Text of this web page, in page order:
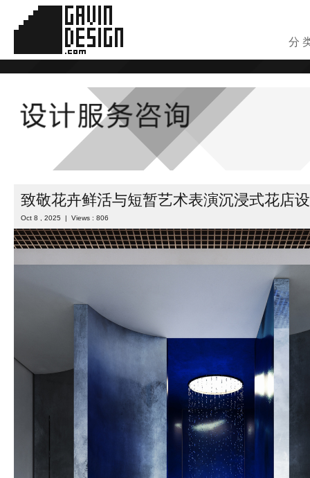
分
致敬花卉鲜活与短暂艺术表演沉浸式花店
Oct 8 , 2025 | Views : 806